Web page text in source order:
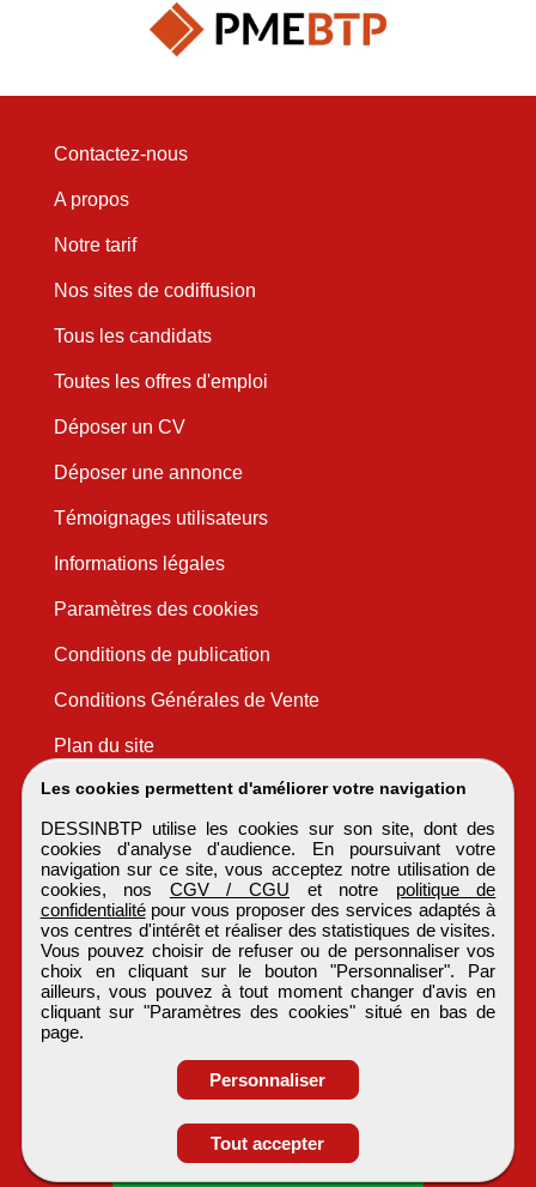
Obtenir ses
coordonnées
Les cookies permettent d'améliorer votre navigation
DESSINBTP utilise les cookies sur son site, dont des
cookies d'analyse d'audience. En poursuivant votre
navigation sur ce site, vous acceptez notre utilisation de
cookies, nos CGV / CGU et notre politique de
confidentialitépour vous proposer des services adaptés à
vos centres d'intérêt et réaliser des statistiques de visites.
Vous pouvez choisir de refuser ou de personnaliser vos
choix en cliquant sur le bouton "Personnaliser". Par
ailleurs, vous pouvez à tout moment changer d'avis en
cliquant sur "Paramètres des cookies" situé en bas de
page.
Personnaliser
Tout accepter
Contactez-nous
A propos
Notre tarif
Nos sites de codiffusion
Tous les candidats
Toutes les offres d'emploi
Déposer un CV
Déposer une annonce
Témoignages utilisateurs
Informations légales
Paramètres des cookies
Conditions de publication
Conditions Générales de Vente
Plan du site
DESSINBTP